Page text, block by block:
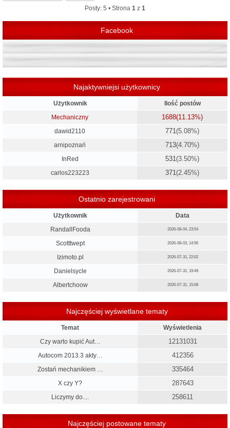
Posty: 5 • Strona 1 z 1
Facebook
Najaktywniejsi użytkownicy
Użytkownik
Ilość postów
Mechaniczny
1688(11.13%)
dawid2110 771(5.08%)
arnipoznań 713(4.70%)
InRed 531(3.50%)
carlos223223 371(2.45%)
Ostatnio zarejestrowani
Użytkownik
Data
RandallFooda
2026-08-04, 23:54
Scotttwept 2026-08-03, 14:56
Izimoto.pl 2026-07-31, 22:02
Danielsycle 2026-07-31, 19:49
Albertchoow 2026-07-31, 15:08
Najczęściej wyświetlane tematy
Temat
Wyświetlenia
Czy warto kupić Aut…
12131031
Autocom 2013.3 akty… 412356
Zostań mechanikiem … 335464
X czy Y? 287643
Liczymy do.... 258611
Najczęściej postowane tematy